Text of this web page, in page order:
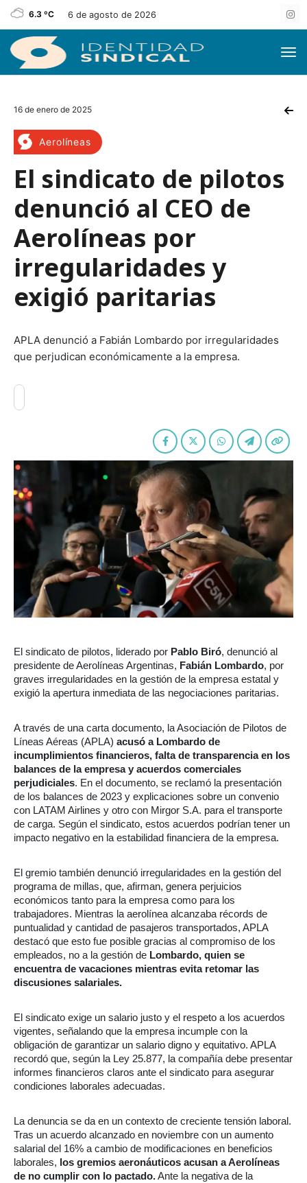
6.3 ºC 6 de agosto de 2026
16 de enero de 2025
Aerolíneas
El sindicato de pilotos
denunció al CEO de
Aerolíneas por
irregularidades y
exigió paritarias
APLA denunció a Fabián Lombardo por irregularidades
que perjudican económicamente a la empresa.
El sindicato de pilotos, liderado por Pablo Biró, denunció al
presidente de Aerolíneas Argentinas, Fabián Lombardo, por
graves irregularidades en la gestión de la empresa estatal y
exigió la apertura inmediata de las negociaciones paritarias.
A través de una carta documento, la Asociación de Pilotos de
Líneas Aéreas (APLA) acusó a Lombardo de
incumplimientos financieros, falta de transparencia en los
balances de la empresa y acuerdos comerciales
perjudiciales. En el documento, se reclamó la presentación
de los balances de 2023 y explicaciones sobre un convenio
con LATAM Airlines y otro con Mirgor S.A. para el transporte
de carga. Según el sindicato, estos acuerdos podrían tener un
impacto negativo en la estabilidad financiera de la empresa.
El gremio también denunció irregularidades en la gestión del
programa de millas, que, afirman, genera perjuicios
económicos tanto para la empresa como para los
trabajadores. Mientras la aerolínea alcanzaba récords de
puntualidad y cantidad de pasajeros transportados, APLA
destacó que esto fue posible gracias al compromiso de los
empleados, no a la gestión de Lombardo, quien se
encuentra de vacaciones mientras evita retomar las
discusiones salariales.
El sindicato exige un salario justo y el respeto a los acuerdos
vigentes, señalando que la empresa incumple con la
obligación de garantizar un salario digno y equitativo. APLA
recordó que, según la Ley 25.877, la compañía debe presentar
informes financieros claros ante el sindicato para asegurar
condiciones laborales adecuadas.
La denuncia se da en un contexto de creciente tensión laboral.
Tras un acuerdo alcanzado en noviembre con un aumento
salarial del 16% a cambio de modificaciones en beneficios
laborales, los gremios aeronáuticos acusan a Aerolíneas
de no cumplir con lo pactado.Ante la negativa de la